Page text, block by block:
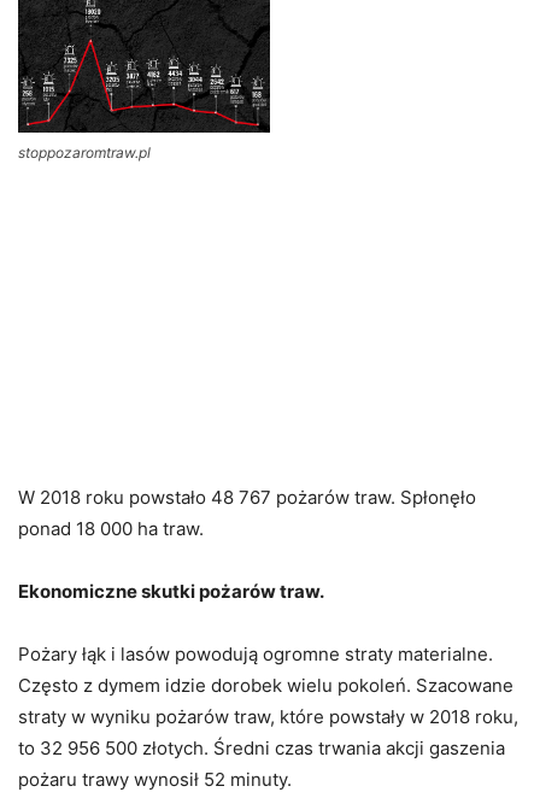
stoppozaromtraw.pl
W 2018 roku powstało 48 767 pożarów traw. Spłonęło
ponad 18 000 ha traw.
Ekonomiczne skutki pożarów traw.
Pożary łąk i lasów powodują ogromne straty materialne.
Często z dymem idzie dorobek wielu pokoleń. Szacowane
straty w wyniku pożarów traw, które powstały w 2018 roku,
to 32 956 500 złotych. Średni czas trwania akcji gaszenia
pożaru trawy wynosił 52 minuty.